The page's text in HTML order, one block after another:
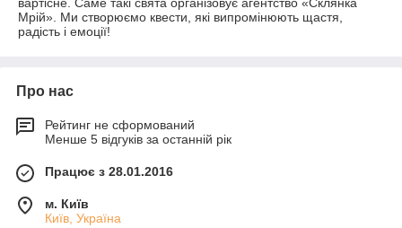
вартісне. Саме такі свята організовує агентство «Склянка
Мрій». Ми створюємо квести, які випромінюють щастя,
радість і емоції!
Про нас
Рейтинг не сформований
Менше 5 відгуків за останній рік
Працює з 28.01.2016
м. Київ
Київ, Україна